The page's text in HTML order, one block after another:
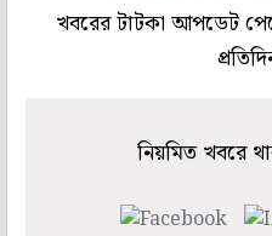
খবরের টাটকা আপডেট
নিয়মিত খবরে